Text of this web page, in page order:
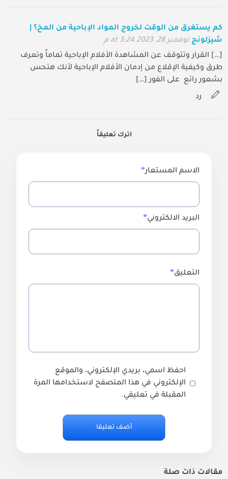
كم يستغرق من الوقت لخروج المواد الإباحية من المخ؟ |
شيزلونج نوفمبر 28, 2023 at 3:24 م
[…] القرار وتتوقف عن المشاهدة الأفلام الإباحية تماماً وتعرف
طرق وكيفية الإقلاع من إدمان الأفلام الإباحية لأنك هتحس
بشعور رائع على الفور […]
رد
اترك تعليقاً
الاسم المستعار
البريد الالكتروني
التعليق
احفظ اسمي، بريدي الإلكتروني، والموقع
الإلكتروني في هذا المتصفح لاستخدامها المرة
المقبلة في تعليقي.
مقالات ذات صلة